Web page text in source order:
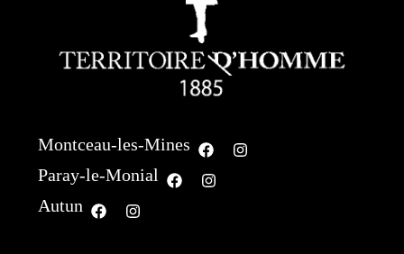
Montceau-les-Mines
Paray-le-Monial
Autun